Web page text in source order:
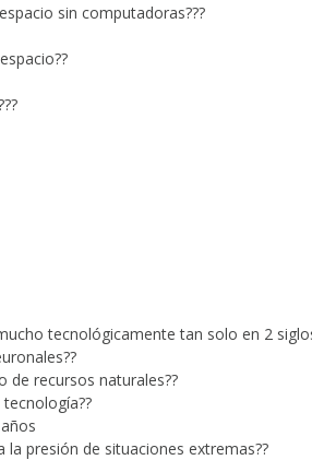
sin computadoras???
tecnológicamente tan solo en 2
de recursos naturales??
presión de situaciones extremas??